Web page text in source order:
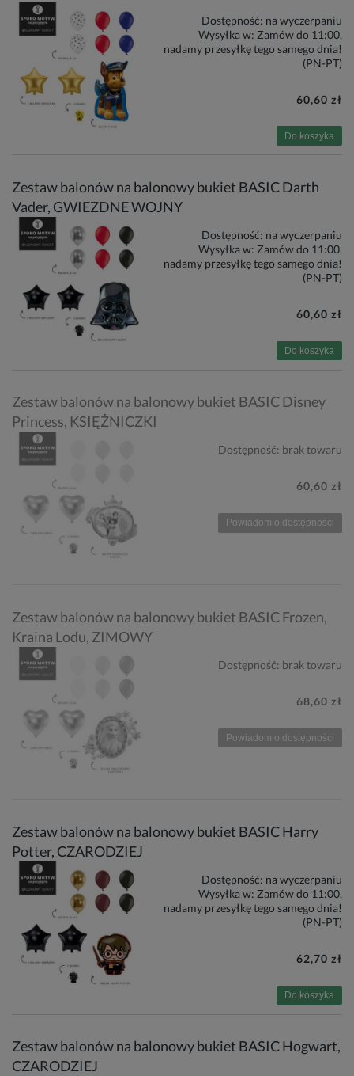
Dostępność: na wyczerpaniu
Wysyłka w: Zamów do 11:00,
nadamy przesyłkę tego samego dnia!
(PN-PT)
60,60 zł
Do koszyka
Zestaw balonów na balonowy bukiet BASIC Darth
Vader, GWIEZDNE WOJNY
Dostępność: na wyczerpaniu
Wysyłka w: Zamów do 11:00,
nadamy przesyłkę tego samego dnia!
(PN-PT)
60,60 zł
Do koszyka
Zestaw balonów na balonowy bukiet BASIC Disney
Princess, KSIĘŻNICZKI
Dostępność: brak towaru
60,60 zł
Powiadom o dostępności
Zestaw balonów na balonowy bukiet BASIC Frozen,
Kraina Lodu, ZIMOWY
Dostępność: brak towaru
68,60 zł
Powiadom o dostępności
Zestaw balonów na balonowy bukiet BASIC Harry
Potter, CZARODZIEJ
Dostępność: na wyczerpaniu
Wysyłka w: Zamów do 11:00,
nadamy przesyłkę tego samego dnia!
(PN-PT)
62,70 zł
Do koszyka
Zestaw balonów na balonowy bukiet BASIC Hogwart,
CZARODZIEJ